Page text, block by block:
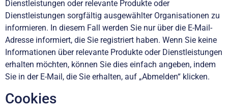
Dienstleistungen oder relevante Produkte oder
Dienstleistungen sorgfältig ausgewählter Organisationen zu
informieren. In diesem Fall werden Sie nur über die E-Mail-
Adresse informiert, die Sie registriert haben. Wenn Sie keine
Informationen über relevante Produkte oder Dienstleistungen
erhalten möchten, können Sie dies einfach angeben, indem
Sie in der E-Mail, die Sie erhalten, auf „Abmelden“ klicken.
Cookies